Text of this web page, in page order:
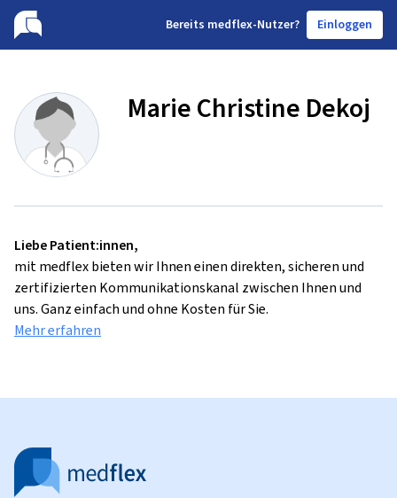
Bereits medflex-Nutzer? Einloggen
Marie Christine Dekoj
Liebe Patient:innen,
mit medflex bieten wir Ihnen einen direkten, sicheren und
zertifizierten Kommunikationskanal zwischen Ihnen und
uns. Ganz einfach und ohne Kosten für Sie.
Mehr erfahren